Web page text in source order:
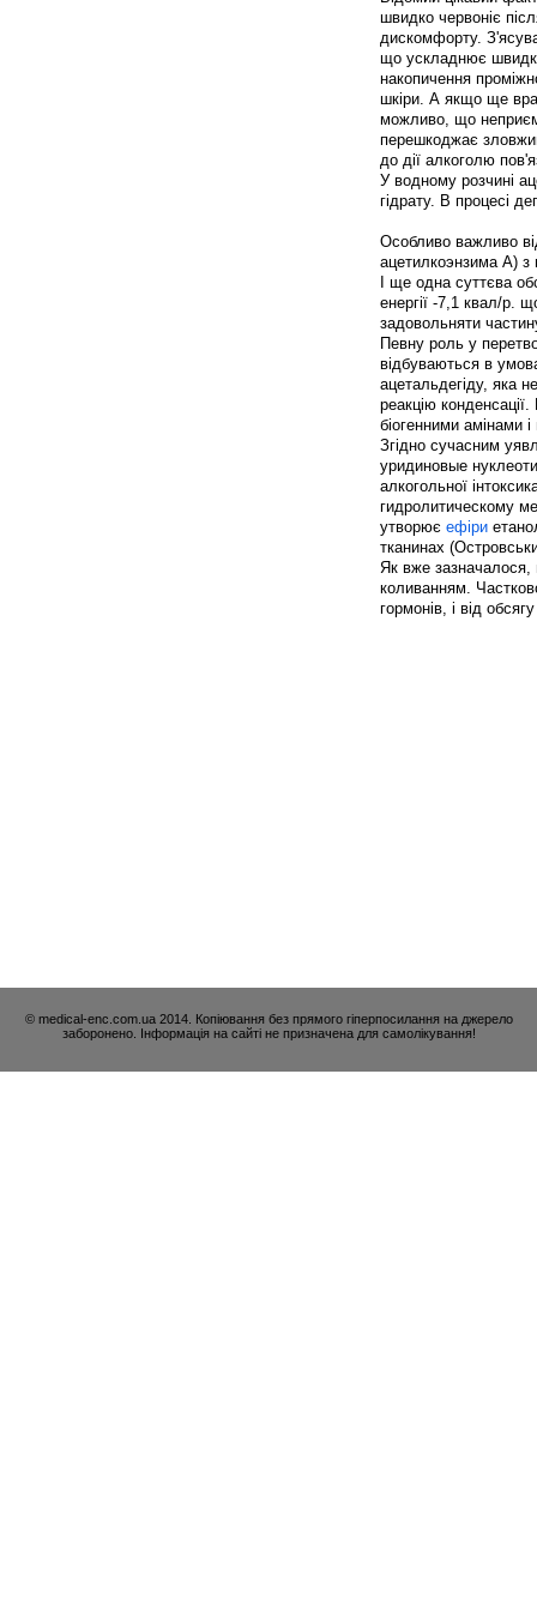
швидко червоніє
дискомфорту.
що ускладнює
накопичення
шкіри. А якщо ще
можливо, що
перешкоджає
до дії алкоголю
У водному розчині
гідрату. В процесі
Особливо важливо
ацетилкоэнзима А) з
І ще одна суттєва
енергії -7,1 квал/р.
задовольняти
Певну роль у
відбуваються в
ацетальдегіду, яка
реакцію
біогенними амінами
Згідно сучасним
уридиновые
алкогольної
гидролитическому
утворює ефіри
тканинах
Як вже зазначалося,
коливанням.
гормонів, і від
© medical-enc.com.ua 2014. Копіювання без прямого гіперпосилання на джерело
заборонено. Інформація на сайті не призначена для самолікування!